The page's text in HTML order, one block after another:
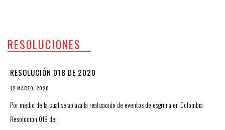
RESOLUCIONES
RESOLUCIÓN 018 DE 2020
12 MARZO, 2020
Por medio de la cual se aplaza la realización de eventos de esgrima en Colombia
Resolución 018 de…